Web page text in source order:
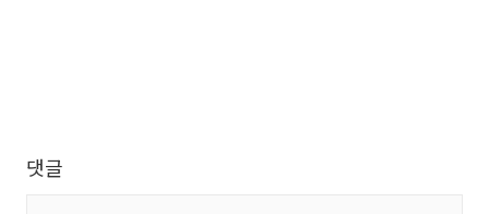
댓글